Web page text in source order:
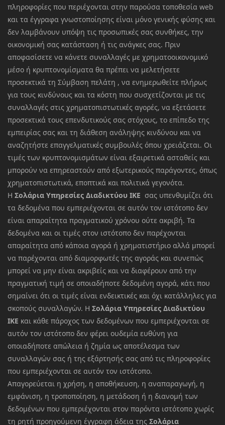
πληροφορίες που περιέχονται στην παρούσα τοποθεσία web
και τα έγγραφα γνωστοποίησης είναι μόνο γενικής φύσης και
δεν λαμβάνουν υπόψη τις προσωπικές σας συνθήκες, την
οικονομική σας κατάσταση ή τις ανάγκες σας. Πριν
αποφασίσετε να κάνετε συναλλαγές με χρηματοοικονομικό
μέσο ή κρυπτονομίσματα θα πρέπει να μελετήσετε
προσεκτικά τη Σύμβαση πελάτη , να ενημερωθείτε πλήρως
για τους κινδύνους και τα κόστη που συσχετίζονται με τις
συναλλαγές στις χρηματοπιστωτικές αγορές, να εξετάσετε
προσεκτικά τους επενδυτικούς σας στόχους, το επίπεδο της
εμπειρίας σας και τη διάθεση ανάληψης κινδύνου και να
αναζητήστε επαγγελματικές συμβουλές όπου χρειάζεται. Οι
τιμές των κρυπτονομισμάτων είναι εξαιρετικά ασταθείς και
μπορούν να επηρεαστούν από εξωτερικούς παράγοντες, όπως
χρηματοπιστωτικά, εποπτικά και πολιτικά γεγονότα.
Η Σολάρια Υπηρεσίες Διαδικτύου ΙΚΕ σας υπενθυμίζει ότι
τα δεδομένα που εμπεριέχονται σε αυτόν τον ιστότοπο δεν
είναι απαραίτητα πραγματικού χρόνου ούτε ακριβή. Τα
δεδομένα και οι τιμές στον ιστότοπο δεν παρέχονται
απαραίτητα από κάποια αγορά ή χρηματιστήριο αλλά μπορεί
να παρέχονται από διαμορφωτές της αγοράς και συνεπώς
μπορεί να μην είναι ακριβείς και να διαφέρουν από την
πραγματική τιμή σε οποιαδήποτε δεδομένη αγορά, κάτι που
σημαίνει ότι οι τιμές είναι ενδεικτικές και όχι κατάλληλες για
σκοπούς συναλλαγών. Η Σολάρια Υπηρεσίες Διαδικτύου
ΙΚΕ και κάθε πάροχος των δεδομένων που εμπεριέχονται σε
αυτόν τον ιστότοπο δεν φέρει ουδεμία ευθύνη για
οποιαδήποτε απώλεια ή ζημία ως αποτέλεσμα των
συναλλαγών σας ή της εξάρτησής σας από τις πληροφορίες
που εμπεριέχονται σε αυτόν τον ιστότοπο.
Απαγορεύεται η χρήση, η αποθήκευση, η αναπαραγωγή, η
εμφάνιση, η τροποποίηση, η μετάδοση ή η διανομή των
δεδομένων που εμπεριέχονται στον παρόντα ιστότοπο χωρίς
τη ρητή προηγούμενη έγγραφη άδεια της Σολάρια